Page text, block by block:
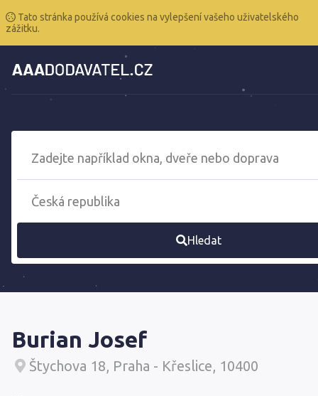
Tato stránka používá cookies na vylepšení vašeho uživatelského
zážitku.
Hledat
Burian Josef
Štychova 18, Praha - Křeslice, 10400